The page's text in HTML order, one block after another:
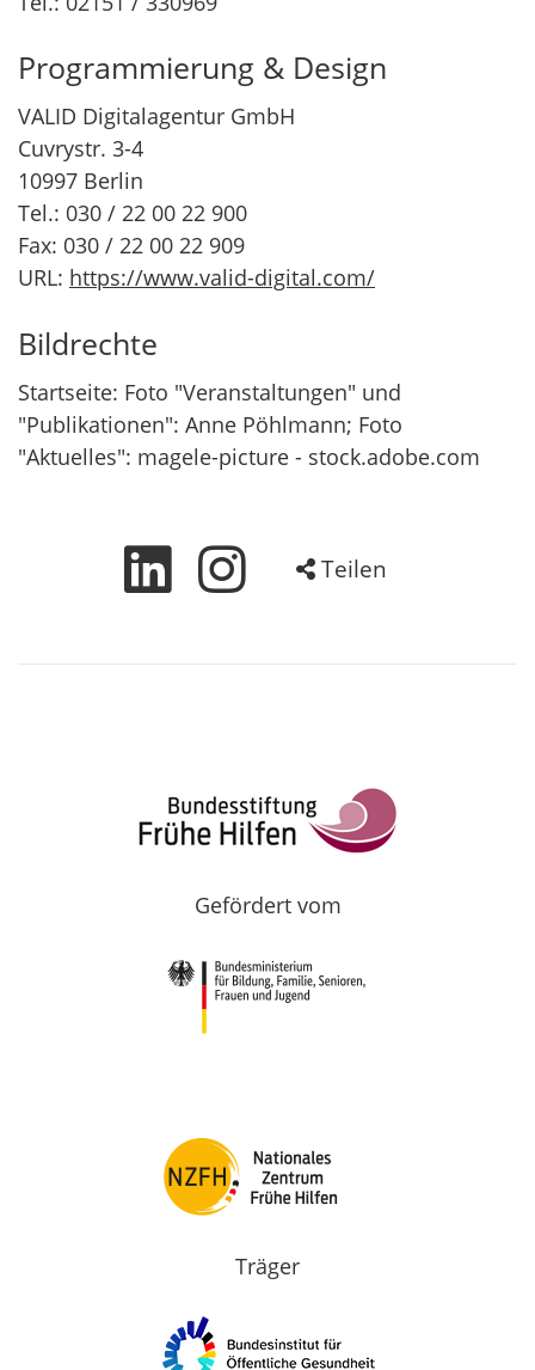
Programmierung & Design
VALID Digitalagentur GmbH
Cuvrystr. 3-4
10997 Berlin
Tel.: 030 / 22 00 22 900
Fax: 030 / 22 00 22 909
URL: https://www.valid-digital.com/
Bildrechte
Startseite: Foto "Veranstaltungen" und
"Publikationen": Anne Pöhlmann; Foto
"Aktuelles": magele-picture - stock.adobe.com
Teilen
Gefördert vom
Träger